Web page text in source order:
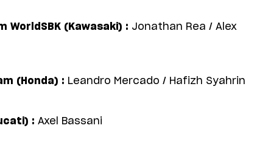
WorldSBK (Kawasaki) : Jonathan Rea / Alex
(Honda) : Leandro Mercado / Hafizh Syahrin
: Axel Bassani